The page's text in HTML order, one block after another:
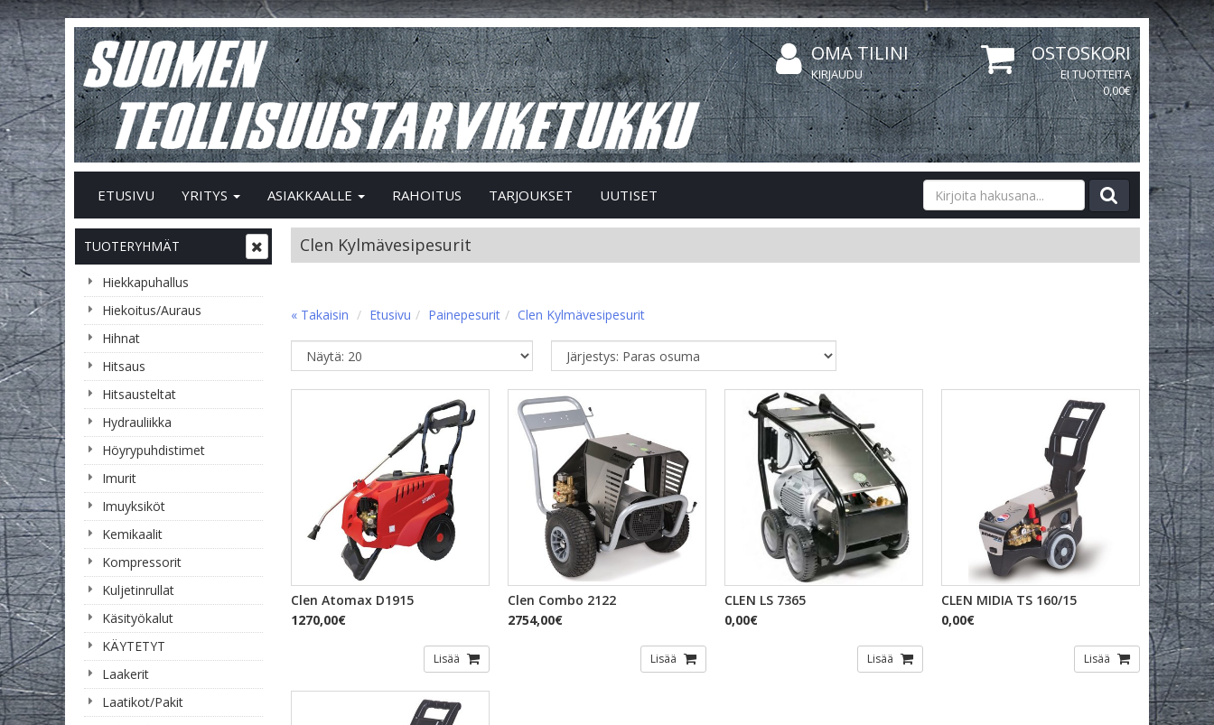
OMA TILINI
KIRJAUDU
OSTOSKORI
EI TUOTTEITA
0,00€
ETUSIVU YRITYS ASIAKKAALLE RAHOITUS TARJOUKSET UUTISET
TUOTERYHMÄT
Hiekkapuhallus
Hiekoitus/Auraus
Hihnat
Hitsaus
Hitsausteltat
Hydrauliikka
Höyrypuhdistimet
Imurit
Imuyksiköt
Kemikaalit
Kompressorit
Kuljetinrullat
Käsityökalut
KÄYTETYT
Laakerit
Laatikot/Pakit
Clen Kylmävesipesurit
« Takaisin Etusivu Painepesurit Clen Kylmävesipesurit
PIKAKATSELU
Clen Atomax D1915
1270,00€
Lisää
PIKAKATSELU
Clen Combo 2122
2754,00€
Lisää
PIKAKATSELU
CLEN LS 7365
0,00€
Lisää
PIKAKATSELU
CLEN MIDIA TS 160/15
0,00€
Lisää